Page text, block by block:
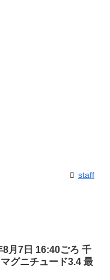
staff
8月7日 16:40ごろ 千
グニチュード3.4 最